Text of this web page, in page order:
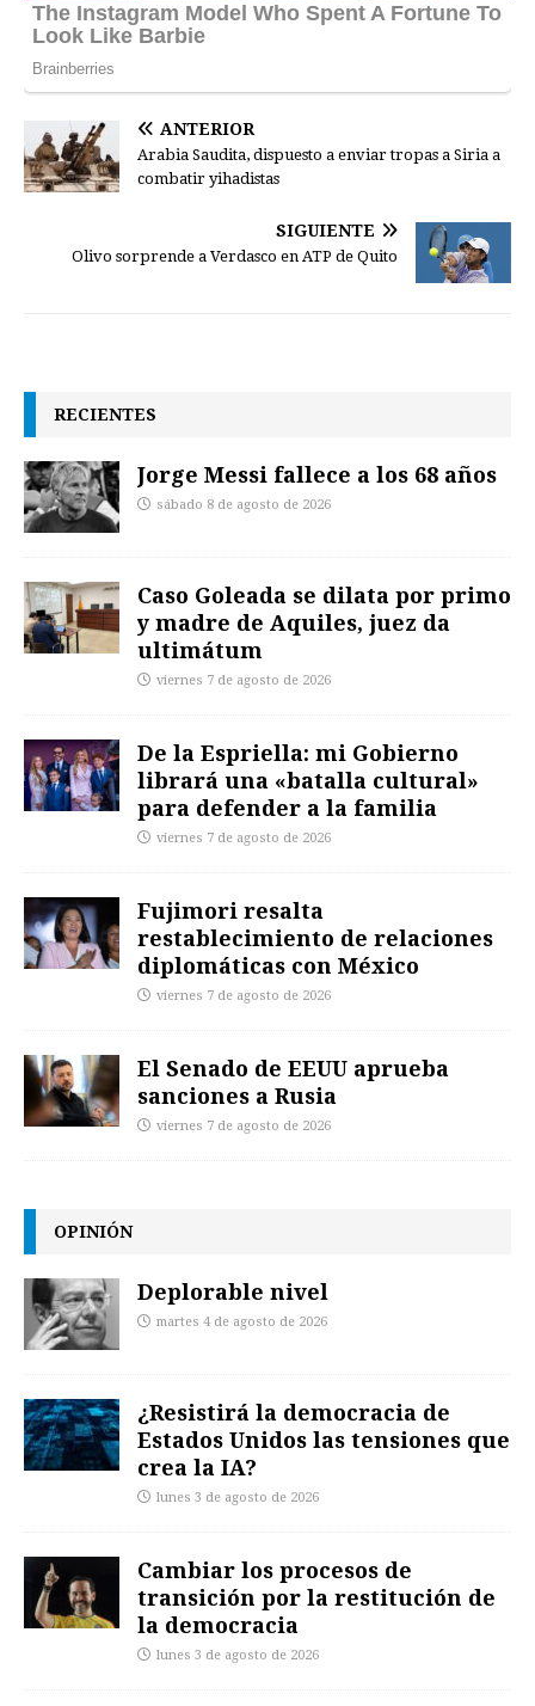
ANTERIOR
Arabia Saudita, dispuesto a enviar tropas a Siria a
combatir yihadistas
SIGUIENTE
Olivo sorprende a Verdasco en ATP de Quito
RECIENTES
Jorge Messi fallece a los 68 años
sábado 8 de agosto de 2026
Caso Goleada se dilata por primo
y madre de Aquiles, juez da
ultimátum
viernes 7 de agosto de 2026
De la Espriella: mi Gobierno
librará una «batalla cultural»
para defender a la familia
viernes 7 de agosto de 2026
Fujimori resalta
restablecimiento de relaciones
diplomáticas con México
viernes 7 de agosto de 2026
El Senado de EEUU aprueba
sanciones a Rusia
viernes 7 de agosto de 2026
OPINIÓN
Deplorable nivel
martes 4 de agosto de 2026
¿Resistirá la democracia de
Estados Unidos las tensiones que
crea la IA?
lunes 3 de agosto de 2026
Cambiar los procesos de
transición por la restitución de
la democracia
lunes 3 de agosto de 2026